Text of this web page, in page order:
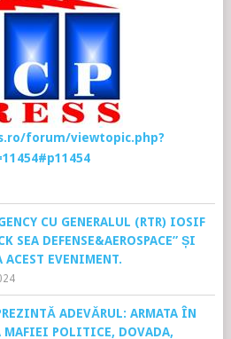
forum/viewtopic.php?
CU GENERALUL (RTR) IOSIF
SEA DEFENSE&AEROSPACE” ȘI
EVENIMENT.
ADEVĂRUL: ARMATA ÎN
MAFIEI POLITICE, DOVADA,